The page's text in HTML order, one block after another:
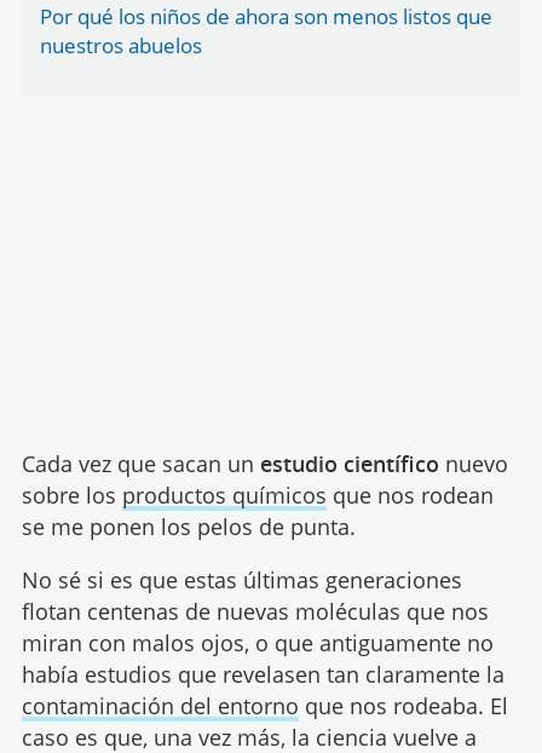
Por qué los niños de ahora son menos listos que
nuestros abuelos
Cada vez que sacan un estudio científico nuevo
sobre los productos químicos que nos rodean
se me ponen los pelos de punta.
No sé si es que estas últimas generaciones
flotan centenas de nuevas moléculas que nos
miran con malos ojos, o que antiguamente no
había estudios que revelasen tan claramente la
contaminación del entorno que nos rodeaba. El
caso es que, una vez más, la ciencia vuelve a